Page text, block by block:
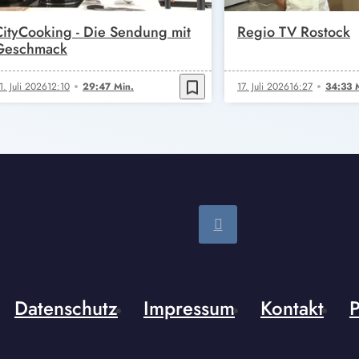
- Die Sendung mit
Juli 202612:10 29:47 Min. bookmark_border
Regio TV Rostock
17. Juli 202616:27 34:33
Datenschutz Impressum Kontakt